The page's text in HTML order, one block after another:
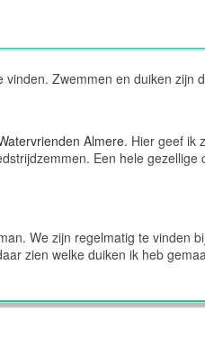
Zwemmen en duiken zijn
Almere. Hier geef ik
Een hele
We zijn regelmatig te vinden
zien welke duiken ik heb